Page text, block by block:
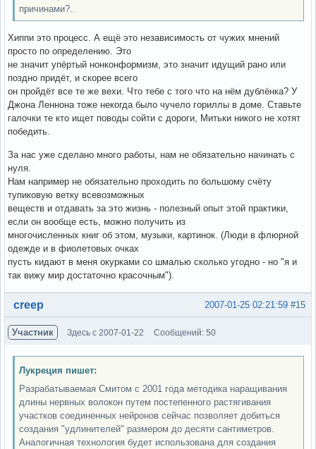
причинами?..
Хиппи это процесс. А ещё это независимость от чужих мнений
просто по определению. Это
не значит упёртый нонконформизм, это значит идущий рано или
поздно придёт, и скорее всего
он пройдёт все те же вехи. Что тебе с того что на нём дублёнка? У
Джона Леннона тоже некогда было чучело гориллы в доме. Ставьте
галочки те кто ищет поводы сойти с дороги, Митьки никого не хотят
победить.
За нас уже сделано много работы, нам не обязательно начинать с
нуля.
Нам например не обязательно проходить по большому счёту
тупиковую ветку всевозможных
веществ и отдавать за это жизнь - полезный опыт этой практики,
если он вообще есть, можно получить из
многочисленных книг об этом, музыки, картинок. (Люди в флюрной
одежде и в фиолетовых очках
пусть кидают в меня окурками со шмалью сколько угодно - но "я и
так вижу мир достаточно красочным").
Вне форума #15
2007-01-25 02:21:59
creep
Участник Здесь с 2007-01-22 Сообщений: 50
Лукреция пишет:
Разрабатываемая Смитом с 2001 года методика наращивания
длины нервных волокон путем постепенного растягивания
участков соединенных нейронов сейчас позволяет добиться
создания "удлинителей" размером до десяти сантиметров.
Аналогичная технология будет использована для создания